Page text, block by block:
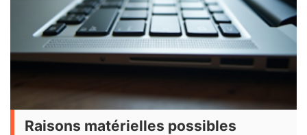
Raisons matérielles possibles